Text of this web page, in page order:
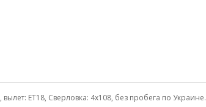
ET18, Сверловка: 4x108, без пробега по Украине.